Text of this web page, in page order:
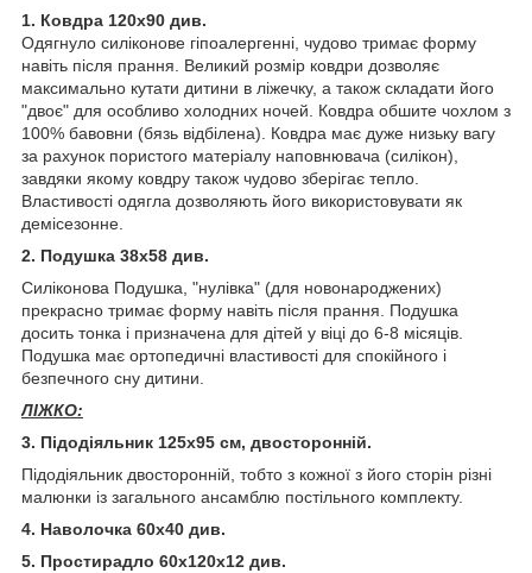
1. Ковдра 120х90 див.
Одягнуло силіконове гіпоалергенні, чудово тримає форму
навіть після прання. Великий розмір ковдри дозволяє
максимально кутати дитини в ліжечку, а також складати його
"двоє" для особливо холодних ночей. Ковдра обшите чохлом з
100% бавовни (бязь відбілена). Ковдра має дуже низьку вагу
за рахунок пористого матеріалу наповнювача (силікон),
завдяки якому ковдру також чудово зберігає тепло.
Властивості одягла дозволяють його використовувати як
демісезонне.
2. Подушка 38х58 див.
Силіконова Подушка, "нулівка" (для новонароджених)
прекрасно тримає форму навіть після прання. Подушка
досить тонка і призначена для дітей у віці до 6-8 місяців.
Подушка має ортопедичні властивості для спокійного і
безпечного сну дитини.
ЛІЖКО:
3. Підодіяльник 125х95 см, двосторонній.
Підодіяльник двосторонній, тобто з кожної з його сторін різні
малюнки із загального ансамблю постільного комплекту.
4. Наволочка 60х40 див.
5. Простирадло 60х120х12 див.